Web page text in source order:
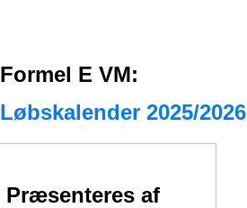
Formel E VM:
Løbskalender 2025/2026
Præsenteres af